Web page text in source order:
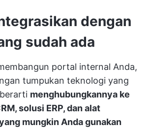
dengan
sudah ada
portal internal Anda,
tumpukan teknologi yang
menghubungkannya ke
solusi ERP, dan alat
mungkin Anda gunakan